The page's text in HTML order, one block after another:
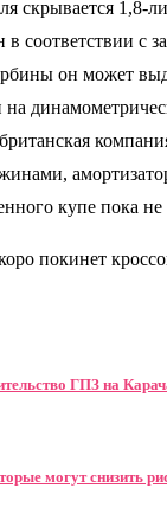
скрывается 1,8-
соответствии с
он может
на
купе пока не
покинет
ГПЗ на
могут снизить